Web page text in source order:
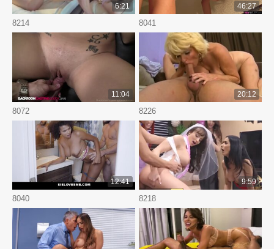
8214
6:21
8041
46:27
8072
11:04
8226
20:12
8040
12:41
8218
9:59